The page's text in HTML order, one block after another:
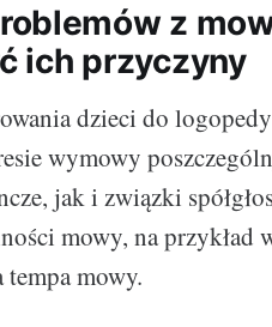
z
ich przyczyny
dzieci do
wymowy
jak i związki
mowy, na przykład
tempa mowy.